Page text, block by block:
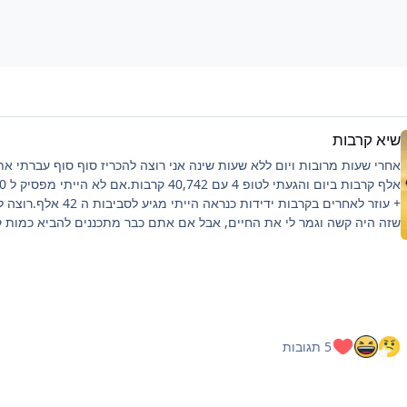
שיא קרבות
+ עוזר לאחרים בקרבות ידידות כנראה הייתי מגיע
שזה היה קשה וגמר לי את החיים, אבל אם אתם כבר מתכננים להביא כמות
שיותר.מפתחות זהב וכל דבר אחר שמבחינתי הוא סקאם בציפיה כמה שפחות
5 תגובות